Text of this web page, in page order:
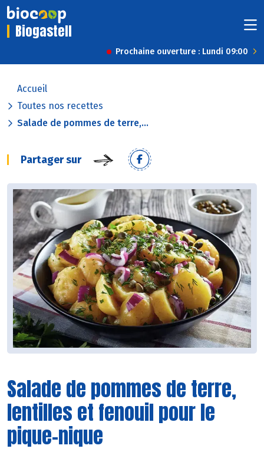
Biogastell
Prochaine ouverture : Lundi 09:00
Accueil
Toutes nos recettes
Salade de pommes de terre,...
Partager sur
Salade de pommes de terre,
lentilles et fenouil pour le
pique-nique